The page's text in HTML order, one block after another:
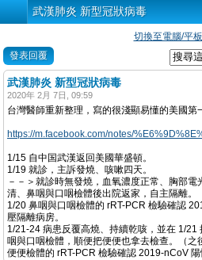
武漢肺炎 新型冠狀病毒
切換至電腦/平
發表回覆
武漢肺炎 新型冠狀病毒
2020年 2月 7日, 09:59
台灣醫師重新整理，寫的很淺顯易懂的美國第
https://m.facebook.com/notes/
1/15 自中国武漢返回美國華盛頓。
1/19 就診，主訴發燒、咳嗽四天。
－－＞就診時無發燒，血氧濃度正常、胸部
清、鼻咽與口咽檢體後出院返家，自主隔離。
1/20 鼻咽與口咽檢體的 rRT-PCR 檢驗確認
壓隔離病房。
1/21-24 病患反覆高燒、持續乾咳，並在 1/
咽與口咽檢體，順便把便便也拿去檢查。（之
便便檢體的 rRT-PCR 檢驗確認 2019-nCoV 陽